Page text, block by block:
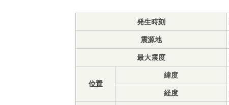
発生時刻
震源地
最大震度
位置
緯度
経度